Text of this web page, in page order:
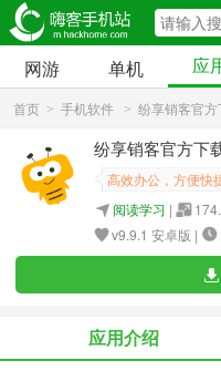
网游 单机 应
首页 > 手机软件 > 纷享销客官
纷享销客官方下
高效办公，方便快
阅读学习 |
v9.9.1 安卓版 |
应用介绍